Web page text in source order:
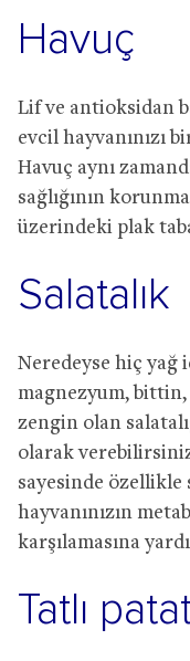
Havuç
Lif ve antioksidan
evcil hayvanınızı
Havuç aynı
sağlığının
üzerindeki plak
Salatalık
Neredeyse hiç yağ
magnezyum, bittin,
zengin olan
olarak
sayesinde özellikle
hayvanınızın
karşılamasına
Tatlı